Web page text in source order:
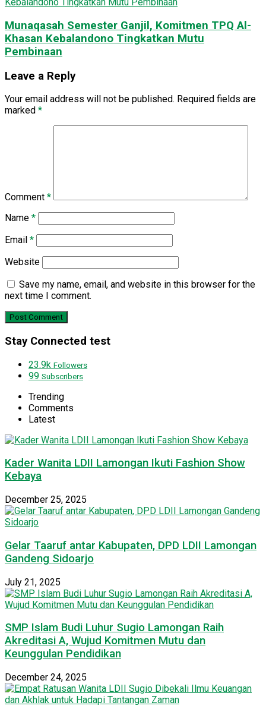
Munaqasah Semester Ganjil, Komitmen TPQ Al-
Khasan Kebalandono Tingkatkan Mutu
Pembinaan
Leave a Reply
Your email address will not be published. Required fields are
marked *
Comment *
Name *
Email *
Website
Save my name, email, and website in this browser for the
next time I comment.
Stay Connected test
23.9k Followers
99 Subscribers
Trending
Comments
Latest
Kader Wanita LDII Lamongan Ikuti Fashion Show
Kebaya
December 25, 2025
Gelar Taaruf antar Kabupaten, DPD LDII Lamongan
Gandeng Sidoarjo
July 21, 2025
SMP Islam Budi Luhur Sugio Lamongan Raih
Akreditasi A, Wujud Komitmen Mutu dan
Keunggulan Pendidikan
December 24, 2025